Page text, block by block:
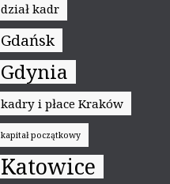
dział kadr
Gdańsk
Gdynia
kadry i płace Kraków
kapitał początkowy
Katowice